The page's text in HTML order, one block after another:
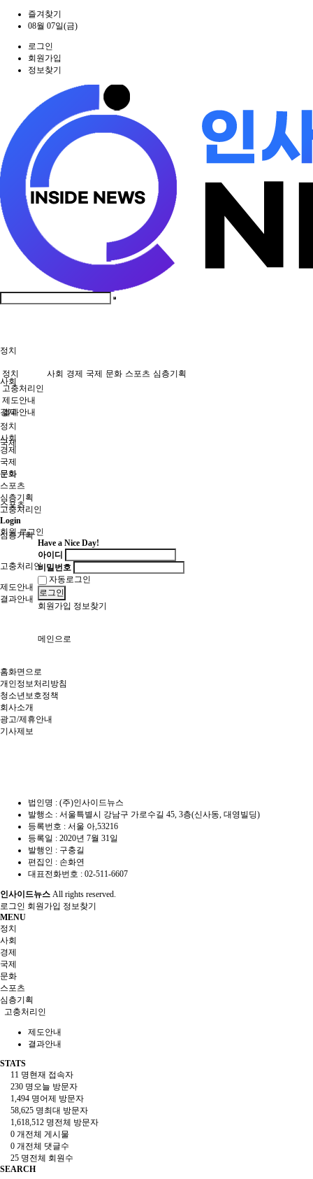
즐겨찾기
08월 07일(금)
로그인
회원가입
정보찾기
정치
사회
경제
국제
문화
스포츠
심층기획
고충처리인
제도안내
결과안내
정치 사회 경제 국제 문화 스포츠 심층기획
고충처리인
제도안내
결과안내
정치
사회
경제
국제
문화
스포츠
심층기획
고충처리인
Login
회원 로그인
Have a Nice Day!
아이디
비밀번호
자동로그인
로그인
회원가입 정보찾기
메인으로
홈화면으로
개인정보처리방침
청소년보호정책
회사소개
광고/제휴안내
기사제보
법인명 : (주)인사이드뉴스
발행소 : 서울특별시 강남구 가로수길 45, 3층(신사동, 대영빌딩)
등록번호 : 서울 아,53216
등록일 : 2020년 7월 31일
발행인 : 구충길
편집인 : 손화연
대표전화번호 : 02-511-6607
인사이드뉴스 All rights reserved.
로그인 회원가입 정보찾기
MENU
정치
사회
경제
국제
문화
스포츠
심층기획
고충처리인
제도안내
결과안내
STATS
11 명현재 접속자
230 명오늘 방문자
1,494 명어제 방문자
58,625 명최대 방문자
1,618,512 명전체 방문자
0 개 전체 게시물
0 개 전체 댓글수
25 명전체 회원수
SEARCH